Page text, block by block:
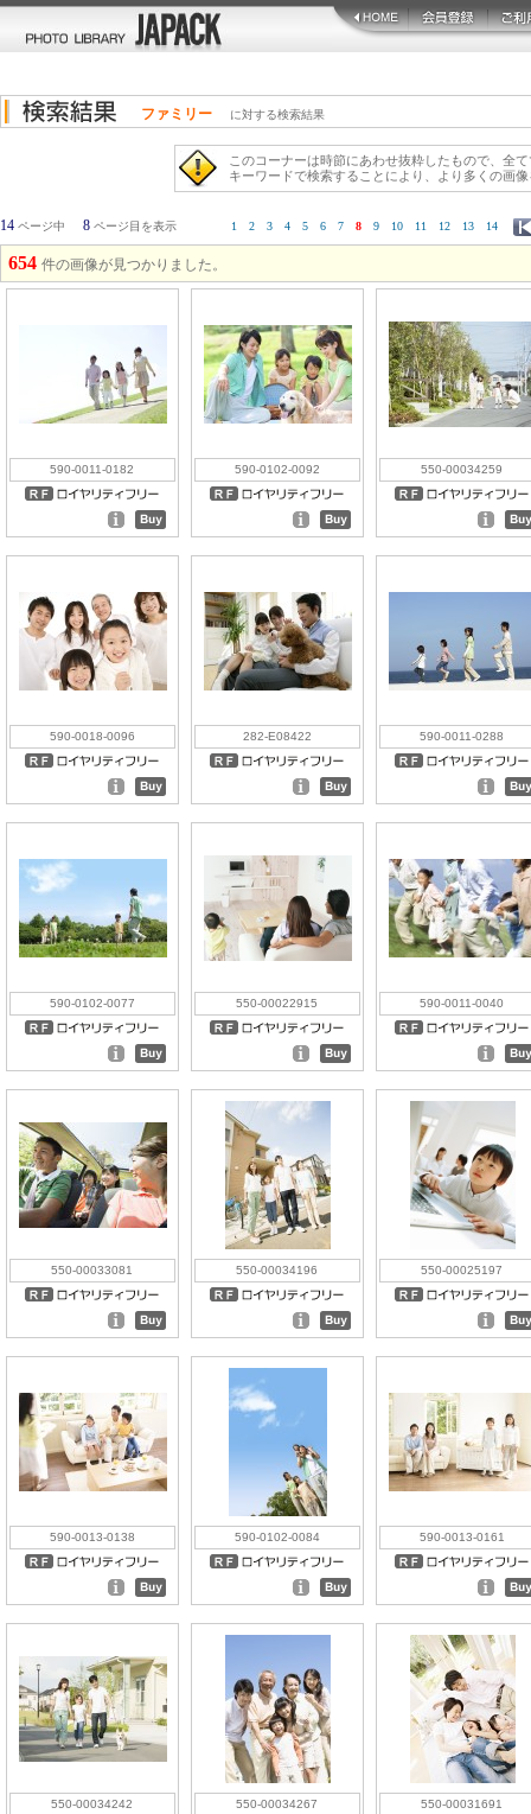
ファミリー に対する検索結果
このコーナーは時節にあわせ抜粋したもので、全
キーワードで検索することにより、より多くの画
14 ページ中 8 ページ目を表示 1 2 3 4 5 6 7 8 9 10 11 12 13 14
654 件の画像が見つかりました。
590-0011-0182 590-0102-0092 550-00034259
590-0018-0096 282-E08422 590-0011-0288
590-0102-0077 550-00022915 590-0011-0040
550-00033081 550-00034196 550-00025197
590-0013-0138 590-0102-0084 590-0013-0161
550-00034242 550-00034267 550-00031691